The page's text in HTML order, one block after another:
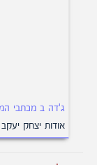
ג'דה ב מכתבי
אודות יצחק